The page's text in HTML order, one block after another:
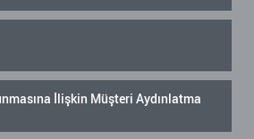
İlişkin Müşteri Aydınlatma